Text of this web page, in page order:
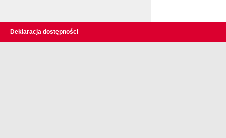
Deklaracja dostępności